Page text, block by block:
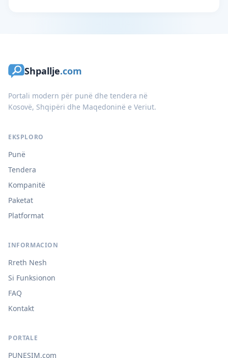
Shpallje.com
Portali modern për punë dhe tendera në
Kosovë, Shqipëri dhe Maqedoninë e Veriut.
EKSPLORO
Punë
Tendera
Kompanitë
Paketat
Platformat
INFORMACION
Rreth Nesh
Si Funksionon
FAQ
Kontakt
PORTALE
PUNESIM.com